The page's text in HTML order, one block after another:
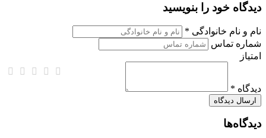
دیدگاه خود را بنویسید
نام و نام خانوادگی *
شماره تماس
امتیاز
دیدگاه *
دیدگاه‌ها